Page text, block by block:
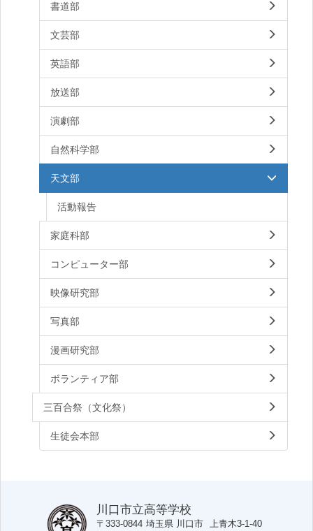
書道部
文芸部
英語部
放送部
演劇部
自然科学部
天文部
活動報告
家庭科部
コンピューター部
映像研究部
写真部
漫画研究部
ボランティア部
三百合祭（文化祭）
生徒会本部
川口市立高等学校
〒333-0844 埼玉県 川口市 上青木3-1-40